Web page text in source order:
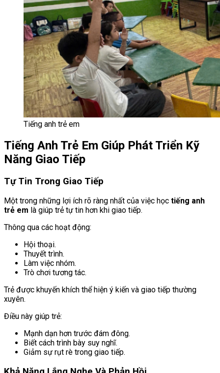
Tiếng anh trẻ em
Tiếng Anh Trẻ Em Giúp Phát Triển Kỹ
Năng Giao Tiếp
Tự Tin Trong Giao Tiếp
Một trong những lợi ích rõ ràng nhất của việc học tiếng anh
trẻ em là giúp trẻ tự tin hơn khi giao tiếp.
Thông qua các hoạt động:
Hội thoại.
Thuyết trình.
Làm việc nhóm.
Trò chơi tương tác.
Trẻ được khuyến khích thể hiện ý kiến và giao tiếp thường
xuyên.
Điều này giúp trẻ:
Mạnh dạn hơn trước đám đông.
Biết cách trình bày suy nghĩ.
Giảm sự rụt rè trong giao tiếp.